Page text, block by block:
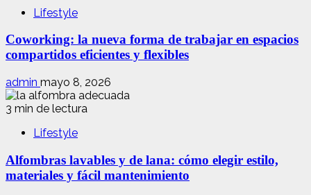
Lifestyle
Coworking: la nueva forma de trabajar en espacios
compartidos eficientes y flexibles
admin mayo 8, 2026
3 min de lectura
Lifestyle
Alfombras lavables y de lana: cómo elegir estilo,
materiales y fácil mantenimiento